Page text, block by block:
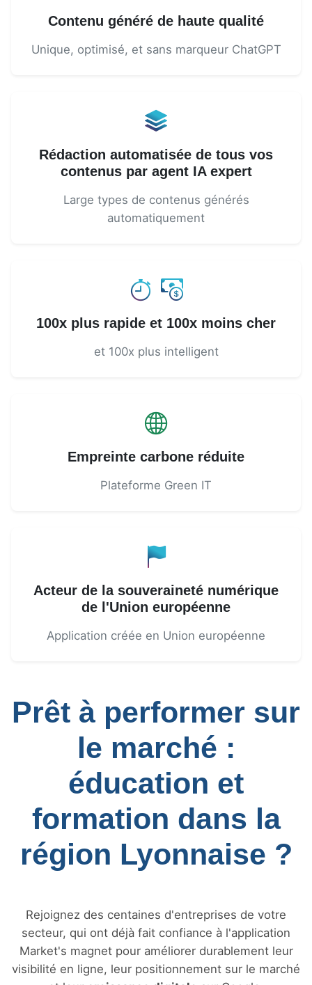
Contenu généré de haute qualité
Unique, optimisé, et sans marqueur ChatGPT
Rédaction automatisée de tous vos
contenus par agent IA expert
Large types de contenus générés
automatiquement
100x plus rapide et 100x moins cher
et 100x plus intelligent
Empreinte carbone réduite
Plateforme Green IT
Acteur de la souveraineté numérique
de l'Union européenne
Application créée en Union européenne
Prêt à performer sur
le marché :
éducation et
formation dans la
région Lyonnaise ?
Rejoignez des centaines d'entreprises de votre
secteur, qui ont déjà fait confiance à l'application
Market's magnet pour améliorer durablement leur
visibilité en ligne, leur positionnement sur le marché